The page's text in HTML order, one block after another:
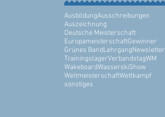
AusbildungAusschreibungen
Auszeichnung
Deutsche Meisterschaft
EuropameisterschaftGewinner
Grünes BandLehrgangNewsletter
TrainingslagerVerbandstagWM
WakeboardWasserskiShow
WeltmeisterschaftWettkampf
sonstiges